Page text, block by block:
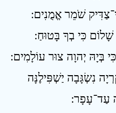
נִשְׂגָּבָה יַשְׁפִּילֶנָּה
עַד־עָפָר ׃